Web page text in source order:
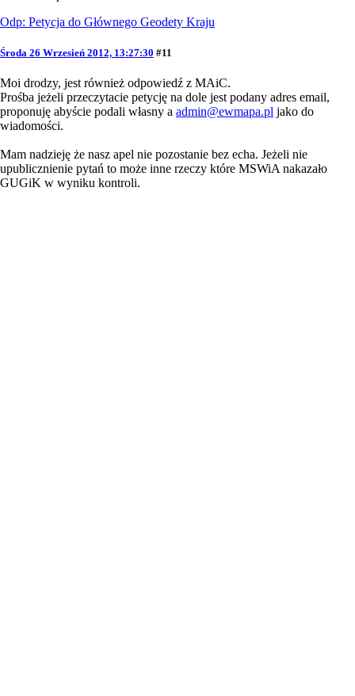
Odp: Petycja do Głównego Geodety Kraju
Środa 26 Wrzesień 2012, 13:27:30 #11
Moi drodzy, jest również odpowiedź z MAiC.
Prośba jeżeli przeczytacie petycję na dole jest podany adres email,
proponuję abyście podali własny a admin@ewmapa.pl jako do
wiadomości.
Mam nadzieję że nasz apel nie pozostanie bez echa. Jeżeli nie
upublicznienie pytań to może inne rzeczy które MSWiA nakazało
GUGiK w wyniku kontroli.